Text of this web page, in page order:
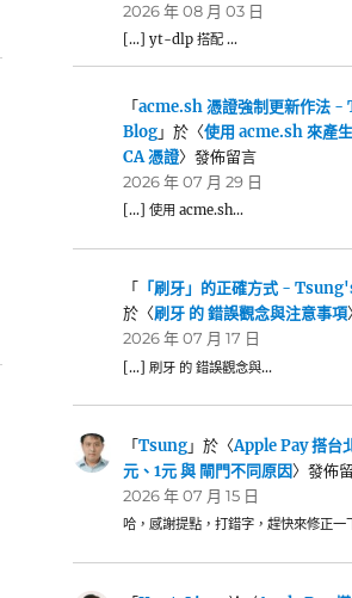
2026 年 08 月 03 日
[…] yt-dlp 搭配 …
「acme.sh 憑證強制更新作法
Blog」於〈使用 acme.sh 來產
CA 憑證〉發佈留言
2026 年 07 月 29 日
[…] 使用 acme.sh…
「 「刷牙」的正確方式 -
於〈刷牙 的 錯誤觀念與注意事項
2026 年 07 月 17 日
[…] 刷牙 的 錯誤觀念與…
「Tsung」於〈Apple Pay 搭台
元、1元 與 閘門不同原因〉發佈
2026 年 07 月 15 日
哈，感謝提點，打錯字，趕快來修正一